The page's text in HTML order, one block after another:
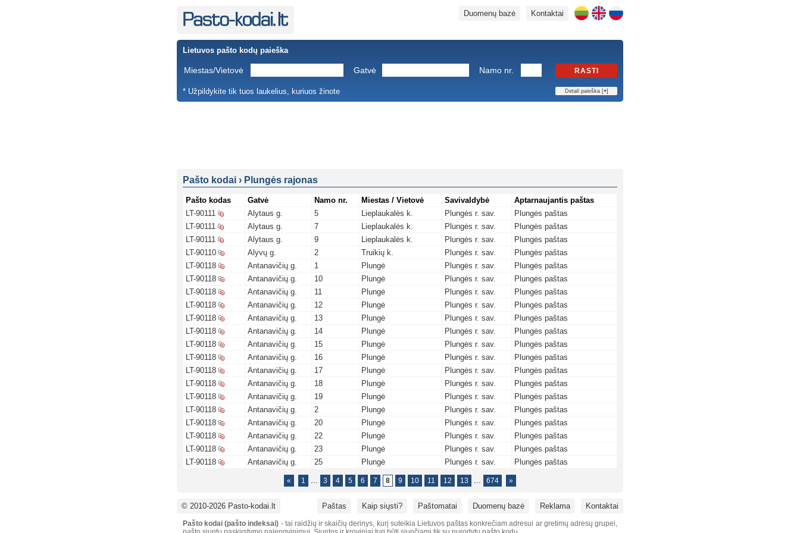
Kontaktai
Duomenų bazė
Lietuvos pašto kodų paieška
Miestas/Vietovė Gatvė Namo nr. RASTI
* Užpildykite tik tuos laukelius, kuriuos žinote Detali paieška [+]
Pašto kodai › Plungės rajonas
Pašto kodas Gatvė Namo nr. Miestas / Vietovė Savivaldybė
Aptarnaujantis paštas
LT-90111
Alytaus g. 5 Lieplaukalės k. Plungės r. sav.
Plungės paštas
LT-90111
Alytaus g. 7 Lieplaukalės k. Plungės r. sav.
Plungės paštas
LT-90111
Alytaus g. 9 Lieplaukalės k. Plungės r. sav.
Plungės paštas
LT-90110
Alyvų g. 2 Truikių k. Plungės r. sav.
Plungės paštas
LT-90118
Antanavičių g. 1 Plungė Plungės r. sav.
Plungės paštas
LT-90118
Antanavičių g. 10 Plungė Plungės r. sav.
Plungės paštas
LT-90118
Antanavičių g. 11 Plungė Plungės r. sav.
Plungės paštas
LT-90118
Antanavičių g. 12 Plungė Plungės r. sav.
Plungės paštas
LT-90118
Antanavičių g. 13 Plungė Plungės r. sav.
Plungės paštas
LT-90118
Antanavičių g. 14 Plungė Plungės r. sav.
Plungės paštas
LT-90118
Antanavičių g. 15 Plungė Plungės r. sav.
Plungės paštas
LT-90118
Antanavičių g. 16 Plungė Plungės r. sav.
Plungės paštas
LT-90118
Antanavičių g. 17 Plungė Plungės r. sav.
Plungės paštas
LT-90118
Antanavičių g. 18 Plungė Plungės r. sav.
Plungės paštas
LT-90118
Antanavičių g. 19 Plungė Plungės r. sav.
Plungės paštas
LT-90118
Antanavičių g. 2 Plungė Plungės r. sav.
Plungės paštas
LT-90118
Antanavičių g. 20 Plungė Plungės r. sav.
Plungės paštas
LT-90118
Antanavičių g. 22 Plungė Plungės r. sav.
Plungės paštas
LT-90118
Antanavičių g. 23 Plungė Plungės r. sav.
Plungės paštas
LT-90118
Antanavičių g. 25 Plungė Plungės r. sav. Plungės paštas
« 1 ... 3 4 5 6 7 8 9 10 11 12 13 ... 674 »
© 2010-2026 Pasto-kodai.lt Paštas Kaip siųsti? Paštomatai Duomenų bazė Reklama Kontaktai
Pašto kodai (pašto indeksai) - tai raidžių ir skaičių derinys, kurį suteikia Lietuvos paštas konkrečiam adresui ar gretimų adresų grupei,